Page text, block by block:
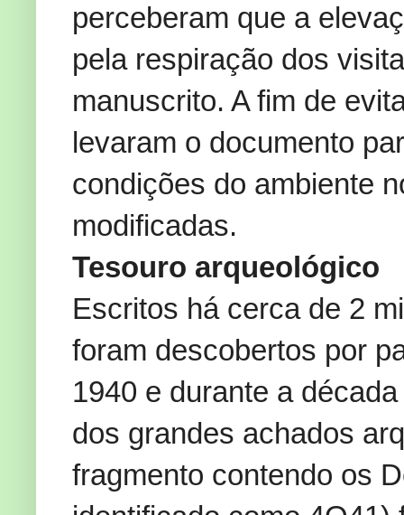
perceberam que a
pela respiração dos
manuscrito. A fim de
levaram o documento
condições do ambiente
modificadas.
Tesouro arqueológico
Escritos há cerca de 2
foram descobertos por
1940 e durante a
dos grandes achados
fragmento contendo os